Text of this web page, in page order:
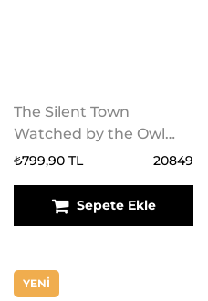
The Silent Town
Watched by the Owl
1000 Parça Puzzle
₺799,90 TL 20849
Sepete Ekle
YENİ